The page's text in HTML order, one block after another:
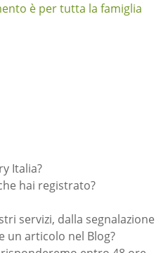
è per tutta la famiglia
Italia?
hai registrato?
servizi, dalla segnalazione
un articolo nel Blog?